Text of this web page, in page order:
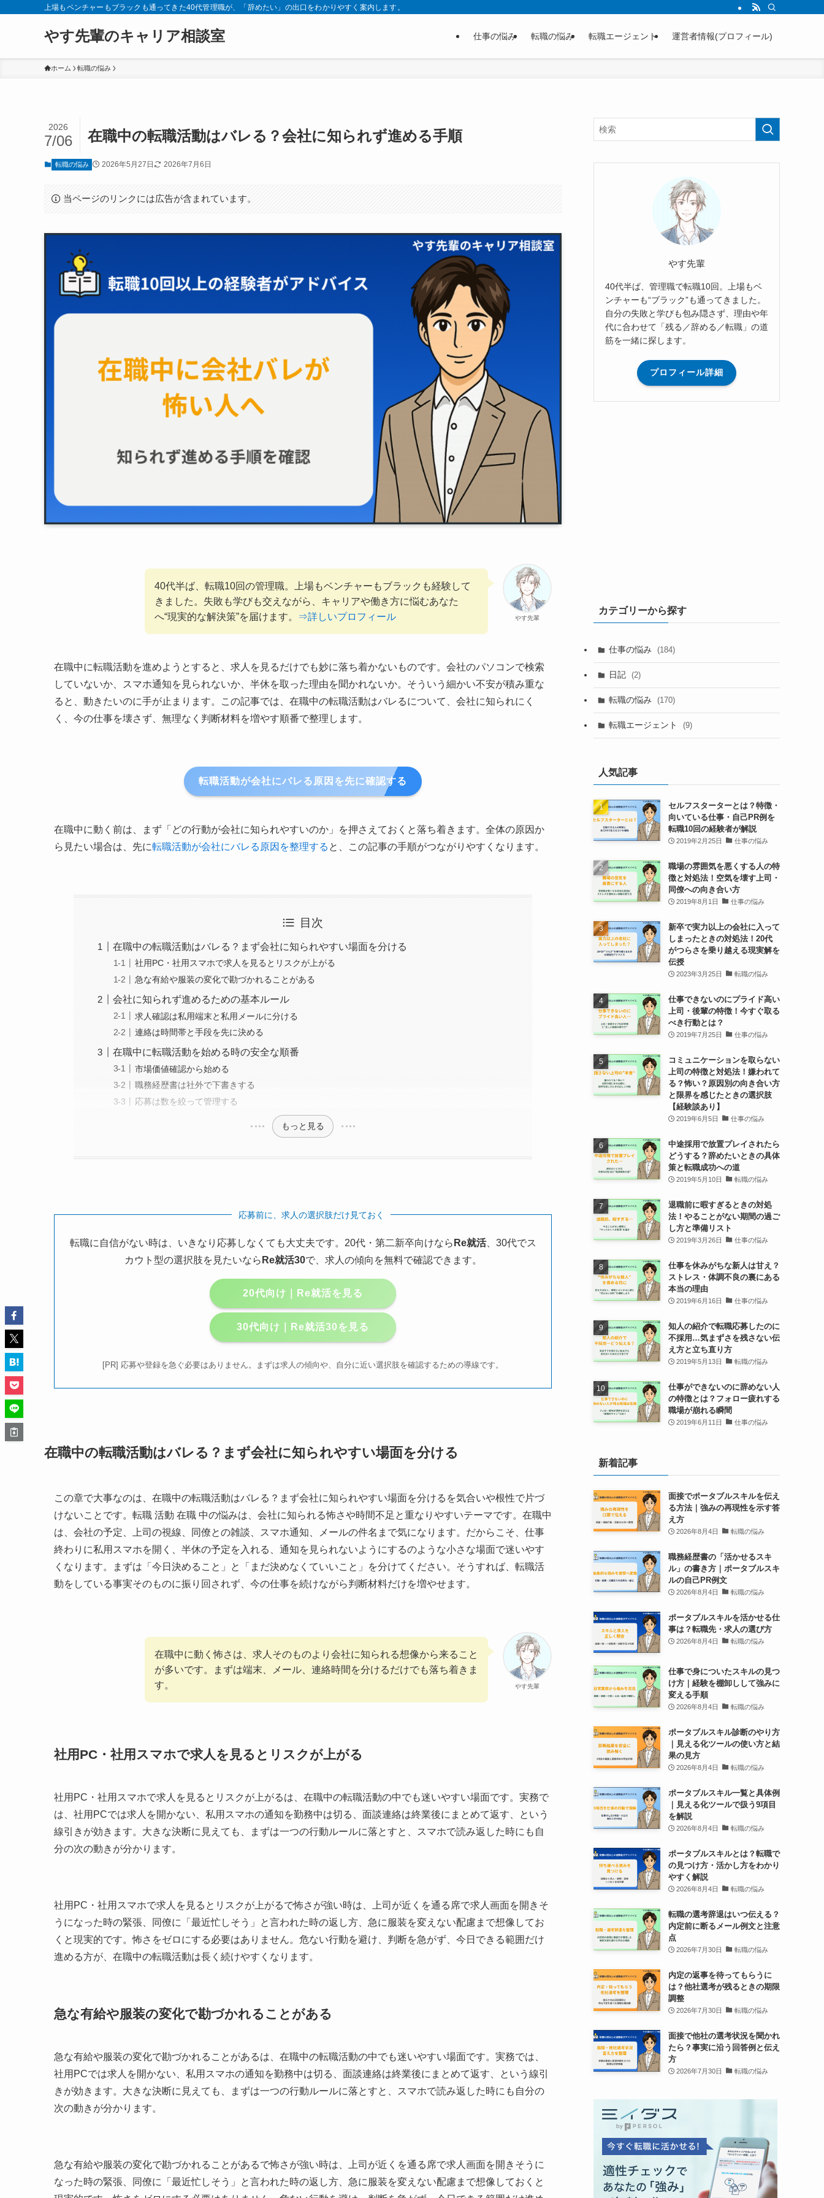
上場もベンチャーもブラックも通ってきた40代管理職が、「辞めたい」の出口をわかりやすく案内します。
やす先輩のキャリア相談室 仕事の悩み 転職の悩み 転職エージェント 運営者情報(プロフィール)
ホーム 転職の悩み
在職中の転職活動はバレる？会社に知られず進める手順
2026
7/06
転職の悩み 2026年5月27日 2026年7月6日
当ページのリンクには広告が含まれています。
やす先輩
40代半ば、転職10回の管理職。上場もベンチャーもブラックも経験して
きました。失敗も学びも交えながら、キャリアや働き方に悩むあなた
へ“現実的な解決策”を届けます。
⇒詳しいプロフィール
在職中に転職活動を進めようとすると、求人を見るだけでも妙に落ち着かないものです。会社のパソコンで検索
していないか、スマホ通知を見られないか、半休を取った理由を聞かれないか。そういう細かい不安が積み重な
ると、動きたいのに手が止まります。この記事では、在職中の転職活動はバレるについて、会社に知られにく
く、今の仕事を壊さず、無理なく判断材料を増やす順番で整理します。
転職活動が会社にバレる原因を先に確認する
在職中に動く前は、まず「どの行動が会社に知られやすいのか」を押さえておくと落ち着きます。全体の原因か
ら見たい場合は、先に転職活動が会社にバレる原因を整理する と、この記事の手順がつながりやすくなります。
目次
在職中の転職活動はバレる？まず会社に知られやすい場面を分ける
社用PC・社用スマホで求人を見るとリスクが上がる
急な有給や服装の変化で勘づかれることがある
会社に知られず進めるための基本ルール
求人確認は私用端末と私用メールに分ける
連絡は時間帯と手段を先に決める
在職中に転職活動を始める時の安全な順番
市場価値確認から始める
職務経歴書は社外で下書きする
応募は数を絞って管理する
もっと見る
応募前に、求人の選択肢だけ見ておく
転職に自信がない時は、いきなり応募しなくても大丈夫です。20代・第二新卒向けなら Re就活、30代でス
カウト型の選択肢を見たいなら Re就活30で、求人の傾向を無料で確認できます。
20代向け｜Re就活を見る
30代向け｜Re就活30を見る
[PR] 応募や登録を急ぐ必要はありません。まずは求人の傾向や、自分に近い選択肢を確認するための導線です。
在職中の転職活動はバレる？まず会社に知られやすい場面を分ける
この章で大事なのは、在職中の転職活動はバレる？まず会社に知られやすい場面を分けるを気合いや根性で片づ
けないことです。転職 活動 在職 中の悩みは、会社に知られる怖さや時間不足と重なりやすいテーマです。在職中
は、会社の予定、上司の視線、同僚との雑談、スマホ通知、メールの件名まで気になります。だからこそ、仕事
終わりに私用スマホを開く、半休の予定を入れる、通知を見られないようにするのような小さな場面で迷いやす
くなります。まずは「今日決めること」と「まだ決めなくていいこと」を分けてください。そうすれば、転職活
動をしている事実そのものに振り回されず、今の仕事を続けながら判断材料だけを増やせます。
やす先輩
在職中に動く怖さは、求人そのものより会社に知られる想像から来ること
が多いです。まずは端末、メール、連絡時間を分けるだけでも落ち着きま
す。
社用PC・社用スマホで求人を見るとリスクが上がる
社用PC・社用スマホで求人を見るとリスクが上がるは、在職中の転職活動の中でも迷いやすい場面です。実務で
は、社用PCでは求人を開かない、私用スマホの通知を勤務中は切る、面談連絡は終業後にまとめて返す、という
線引きが効きます。大きな決断に見えても、まずは一つの行動ルールに落とすと、スマホで読み返した時にも自
分の次の動きが分かります。
社用PC・社用スマホで求人を見るとリスクが上がるで怖さが強い時は、上司が近くを通る席で求人画面を開きそ
うになった時の緊張、同僚に「最近忙しそう」と言われた時の返し方、急に服装を変えない配慮まで想像してお
くと現実的です。怖さをゼロにする必要はありません。危ない行動を避け、判断を急がず、今日できる範囲だけ
進める方が、在職中の転職活動は長く続けやすくなります。
急な有給や服装の変化で勘づかれることがある
急な有給や服装の変化で勘づかれることがあるは、在職中の転職活動の中でも迷いやすい場面です。実務では、
社用PCでは求人を開かない、私用スマホの通知を勤務中は切る、面談連絡は終業後にまとめて返す、という線引
きが効きます。大きな決断に見えても、まずは一つの行動ルールに落とすと、スマホで読み返した時にも自分の
次の動きが分かります。
急な有給や服装の変化で勘づかれることがあるで怖さが強い時は、上司が近くを通る席で求人画面を開きそうに
なった時の緊張、同僚に「最近忙しそう」と言われた時の返し方、急に服装を変えない配慮まで想像しておくと
やす先輩
40代半ば、管理職で転職10回。上場もベ
ンチャーも“ブラック”も通ってきました。
自分の失敗と学びも包み隠さず、理由や年
代に合わせて「残る／辞める／転職」の道
筋を一緒に探します。
プロフィール詳細
カテゴリーから探す
仕事の悩み (184)
日記 (2)
転職の悩み (170)
転職エージェント (9)
人気記事
セルフスターターとは？特徴・
向いている仕事・自己PR例を
転職10回の経験者が解説
2019年2月25日 仕事の悩み
職場の雰囲気を悪くする人の特
徴と対処法！空気を壊す上司・
同僚への向き合い方
2019年8月1日 仕事の悩み
新卒で実力以上の会社に入って
しまったときの対処法！20代
がつらさを乗り越える現実解を
伝授
2023年3月25日 転職の悩み
仕事できないのにプライド高い
上司・後輩の特徴！今すぐ取る
べき行動とは？
2019年7月25日 仕事の悩み
コミュニケーションを取らない
上司の特徴と対処法！嫌われて
る？怖い？原因別の向き合い方
と限界を感じたときの選択肢
【経験談あり】
2019年6月5日 仕事の悩み
中途採用で放置プレイされたら
どうする？辞めたいときの具体
策と転職成功への道
2019年5月10日 転職の悩み
退職前に暇すぎるときの対処
法！やることがない期間の過ご
し方と準備リスト
2019年3月26日 仕事の悩み
仕事を休みがちな新人は甘え？
ストレス・体調不良の裏にある
本当の理由
2019年6月16日 仕事の悩み
知人の紹介で転職応募したのに
不採用…気まずさを残さない伝
え方と立ち直り方
2019年5月13日 転職の悩み
仕事ができないのに辞めない人
の特徴とは？フォロー疲れする
職場が崩れる瞬間
2019年6月11日 仕事の悩み
新着記事
面接でポータブルスキルを伝え
る方法｜強みの再現性を示す答
え方
2026年8月4日 転職の悩み
職務経歴書の「活かせるスキ
ル」の書き方｜ポータブルスキ
ルの自己PR例文
2026年8月4日 転職の悩み
ポータブルスキルを活かせる仕
事は？転職先・求人の選び方
2026年8月4日 転職の悩み
仕事で身についたスキルの見つ
け方｜経験を棚卸しして強みに
変える手順
2026年8月4日 転職の悩み
ポータブルスキル診断のやり方
｜見える化ツールの使い方と結
果の見方
2026年8月4日 転職の悩み
ポータブルスキル一覧と具体例
｜見える化ツールで扱う9項目
を解説
2026年8月4日 転職の悩み
ポータブルスキルとは？転職で
の見つけ方・活かし方をわかり
やすく解説
2026年8月4日 転職の悩み
転職の選考辞退はいつ伝える？
内定前に断るメール例文と注意
点
2026年7月30日 転職の悩み
内定の返事を待ってもらうに
は？他社選考が残るときの期限
調整
2026年7月30日 転職の悩み
面接で他社の選考状況を聞かれ
たら？事実に沿う回答例と伝え
方
2026年7月30日 転職の悩み